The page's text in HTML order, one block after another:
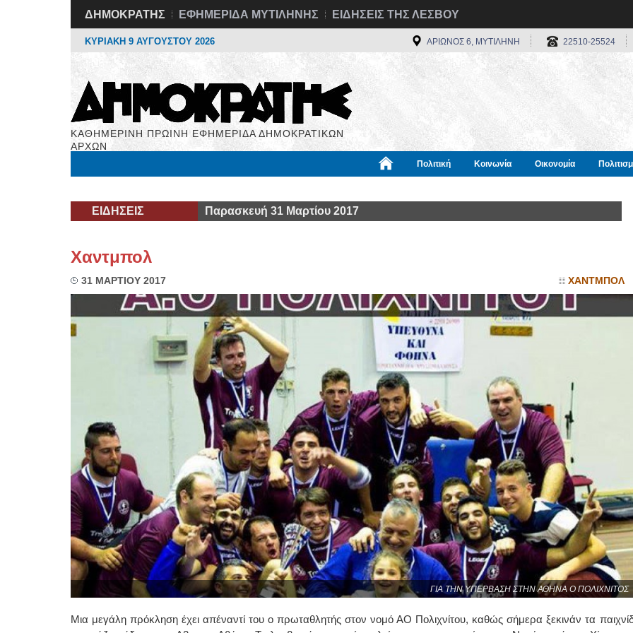
ΔΗΜΟΚΡΑΤΗΣ ΕΦΗΜΕΡΙΔΑ ΜΥΤΙΛΗΝΗΣ ΕΙΔΗΣΕΙΣ ΤΗΣ ΛΕΣΒΟΥ
ΚΥΡΙΑΚΗ 9 ΑΥΓΟΥΣΤΟΥ 2026 ΑΡΙΩΝΟΣ 6, ΜΥΤΙΛΗΝΗ 22510-25524
ΚΑΘΗΜΕΡΙΝΗ ΠΡΩΙΝΗ ΕΦΗΜΕΡΙΔΑ ΔΗΜΟΚΡΑΤΙΚΩΝ
ΑΡΧΩΝ
Πολιτική Κοινωνία Οικονομία
ΕΙΔΗΣΕΙΣ Παρασκευή 31 Μαρτίου 2017
Χαντμπολ
31 ΜΑΡΤΙΟΥ 2017 ΧΑΝΤΜΠΟΛ
ΓΙΑ ΤΗΝ ΥΠΕΡΒΑΣΗ ΣΤΗΝ ΑΘΗΝΑ Ο ΠΟΛΙΧΝΙΤΟΣ
Μια μεγάλη πρόκληση έχει απέναντί του ο πρωταθλητής στον νομό ΑΟ Πολιχνίτου, καθώς σήμερα ξεκινάν τα